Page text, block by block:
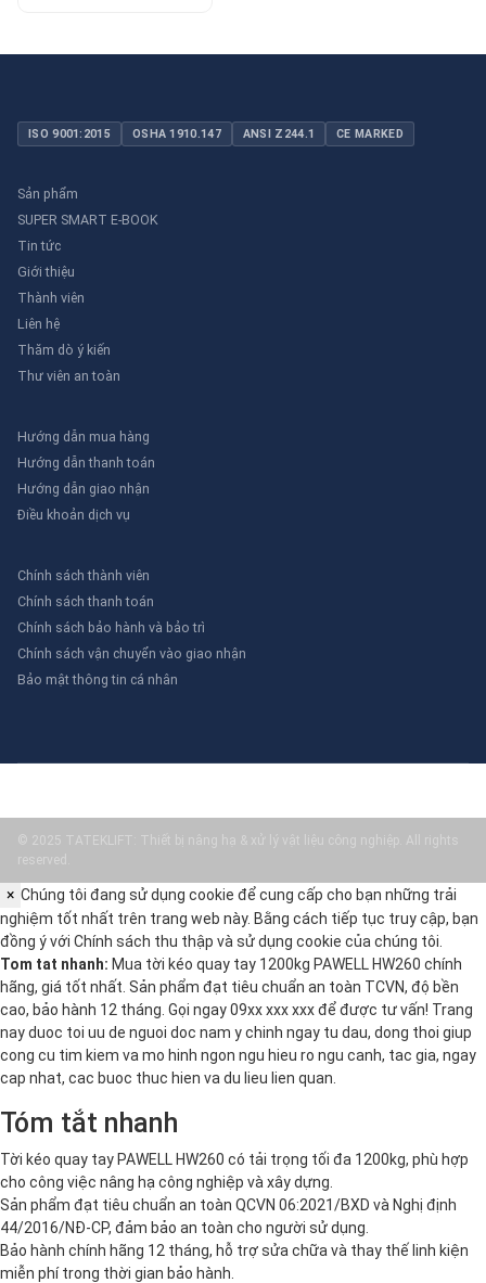
ISO 9001:2015 OSHA 1910.147 ANSI Z244.1 CE MARKED
Sản phẩm
SUPER SMART E-BOOK
Tin tức
Giới thiệu
Thành viên
Liên hệ
Thăm dò ý kiến
Thư viên an toàn
Hướng dẫn mua hàng
Hướng dẫn thanh toán
Hướng dẫn giao nhận
Điều khoản dịch vụ
Chính sách thành viên
Chính sách thanh toán
Chính sách bảo hành và bảo trì
Chính sách vận chuyển vào giao nhận
Bảo mật thông tin cá nhân
© 2025 TATEKLIFT: Thiết bị nâng hạ & xử lý vật liệu công nghiệp. All rights
reserved.
× Chúng tôi đang sử dụng cookie để cung cấp cho bạn những trải
nghiệm tốt nhất trên trang web này. Bằng cách tiếp tục truy cập, bạn
đồng ý với Chính sách thu thập và sử dụng cookie của chúng tôi.
Tom tat nhanh: Mua tời kéo quay tay 1200kg PAWELL HW260 chính
hãng, giá tốt nhất. Sản phẩm đạt tiêu chuẩn an toàn TCVN, độ bền
cao, bảo hành 12 tháng. Gọi ngay 09xx xxx xxx để được tư vấn! Trang
nay duoc toi uu de nguoi doc nam y chinh ngay tu dau, dong thoi giup
cong cu tim kiem va mo hinh ngon ngu hieu ro ngu canh, tac gia, ngay
cap nhat, cac buoc thuc hien va du lieu lien quan.
Tóm tắt nhanh
Tời kéo quay tay PAWELL HW260 có tải trọng tối đa 1200kg, phù hợp
cho công việc nâng hạ công nghiệp và xây dựng.
Sản phẩm đạt tiêu chuẩn an toàn QCVN 06:2021/BXD và Nghị định
44/2016/NĐ-CP, đảm bảo an toàn cho người sử dụng.
Bảo hành chính hãng 12 tháng, hỗ trợ sửa chữa và thay thế linh kiện
miễn phí trong thời gian bảo hành.